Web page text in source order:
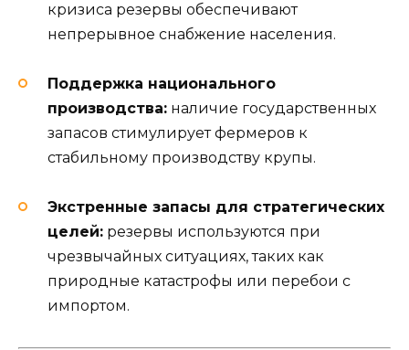
кризиса резервы обеспечивают
непрерывное снабжение населения.
Поддержка национального
производства: наличие государственных
запасов стимулирует фермеров к
стабильному производству крупы.
Экстренные запасы для стратегических
целей: резервы используются при
чрезвычайных ситуациях, таких как
природные катастрофы или перебои с
импортом.